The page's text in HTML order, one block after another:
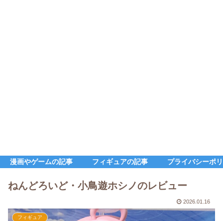
漫画やゲームの記事 フィギュアの記事 プライバシーポ
ねんどろいど・小鳥遊ホシノのレビュー
2026.01.16
フィギュア